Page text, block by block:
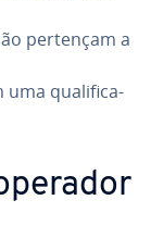
pertençam a
uma qua­li­fi­ca­